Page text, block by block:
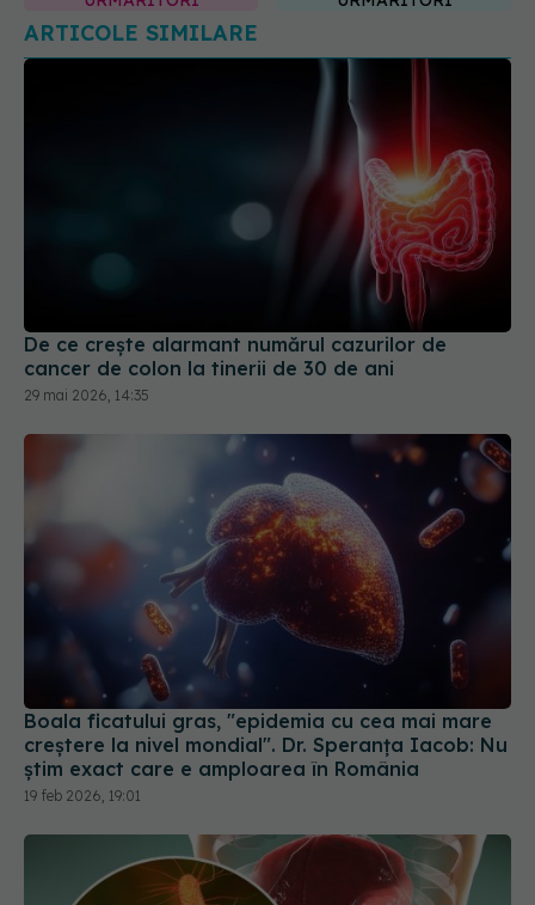
De ce crește alarmant numărul cazurilor de
cancer de colon la tinerii de 30 de ani
Boala ficatului gras, "epidemia cu cea mai mare
creștere la nivel mondial". Dr. Speranța Iacob: Nu
știm exact care e amploarea în România
19 feb 2026, 19:01